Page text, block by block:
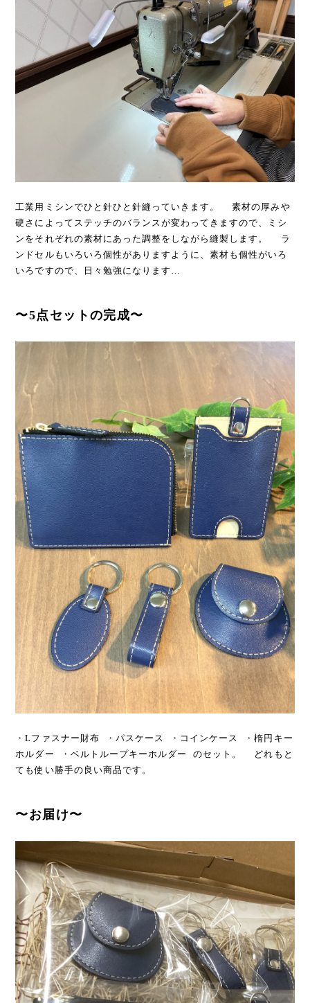
工業用ミシンでひと針ひと針縫っていきます。 素材の厚みや
硬さによってステッチのバランスが変わってきますので、ミシ
ンをそれぞれの素材にあった調整をしながら縫製します。 ラ
ンドセルもいろいろ個性がありますように、素材も個性がいろ
いろですので、日々勉強になります…
〜5点セットの完成〜
・Lファスナー財布 ・パスケース ・コインケース ・楕円キー
ホルダー ・ベルトループキーホルダー のセット。 どれもと
ても使い勝手の良い商品です。
〜お届け〜